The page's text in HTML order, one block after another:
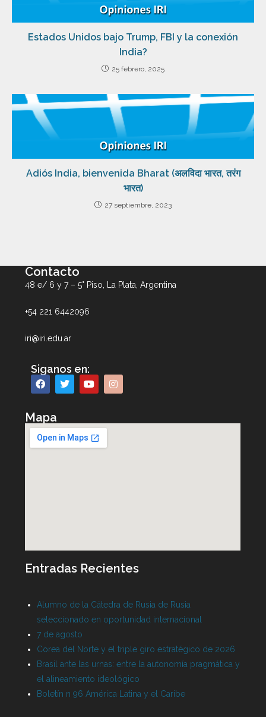
Estados Unidos bajo Trump, FBI y la conexión
India?
25 febrero, 2025
Adiós India, bienvenida Bharat (अलविदा भारत, तरंग
भारत)
27 septiembre, 2023
Contacto
48 e/ 6 y 7 – 5° Piso, La Plata, Argentina
+54 221 6442096
iri@iri.edu.ar
Siganos en:
Mapa
Entradas Recientes
Alumno de la Cátedra de Rusia de Rusia
seleccionado en oportunidad internacional
7 de agosto
Corea del Norte y el triple giro estratégico de 2026
Brasil ante las urnas: entre la autonomía pragmática y
el alineamiento ideológico
Boletín n 96 América Latina y el Caribe